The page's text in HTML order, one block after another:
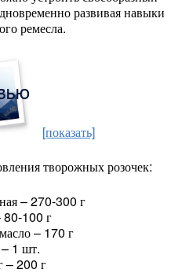
развивая навыки
ремесла.
[показать]
творожных розочек:
– 270-300 г
80-100 г
– 170 г
1 шт.
– 200 г